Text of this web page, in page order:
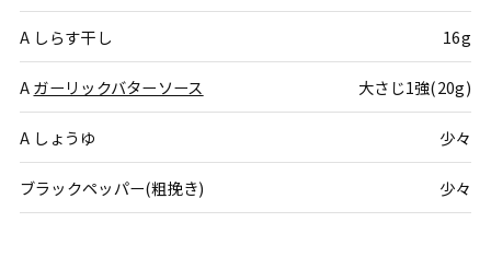
A しらす干し 16g
Aガーリックバターソース 大さじ1強(20g)
A しょうゆ 少々
ブラックペッパー(粗挽き) 少々